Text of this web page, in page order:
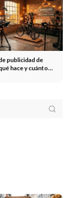
publicidad de
hace y cuánto